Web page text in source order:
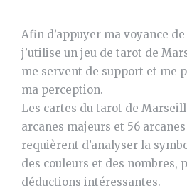
Afin d’appuyer ma voyance
j’utilise un jeu de tarot de
me servent de support et me
ma perception.
Les cartes du tarot de
arcanes majeurs et 56
requièrent d’analyser la
des couleurs et des nombres,
déductions intéressantes.